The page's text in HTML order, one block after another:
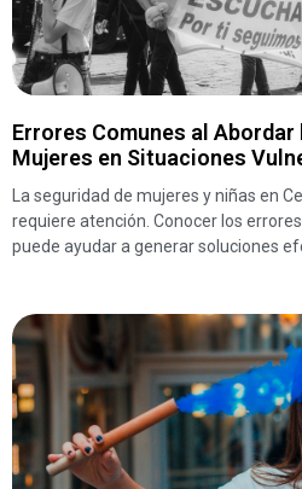
Errores Comunes al Abordar
Mujeres en Situaciones
La seguridad de mujeres y niñas en
requiere atención. Conocer los
puede ayudar a generar soluciones